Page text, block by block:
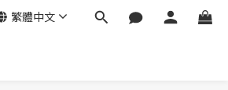
繁體中文